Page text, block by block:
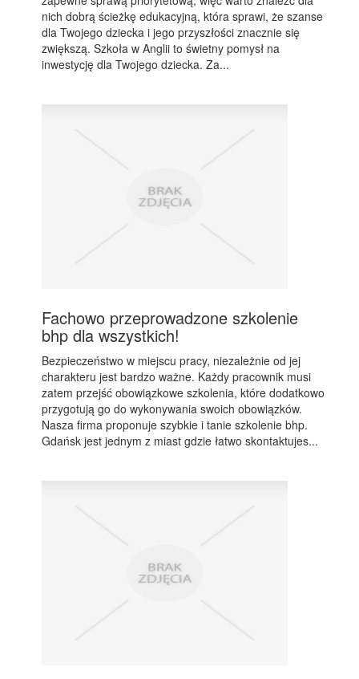
nich dobrą ścieżkę edukacyjną, która sprawi, że szanse
dla Twojego dziecka i jego przyszłości znacznie się
zwiększą. Szkoła w Anglii to świetny pomysł na
inwestycję dla Twojego dziecka. Za...
Fachowo przeprowadzone szkolenie
bhp dla wszystkich!
Bezpieczeństwo w miejscu pracy, niezależnie od jej
charakteru jest bardzo ważne. Każdy pracownik musi
zatem przejść obowiązkowe szkolenia, które dodatkowo
przygotują go do wykonywania swoich obowiązków.
Nasza firma proponuje szybkie i tanie szkolenie bhp.
Gdańsk jest jednym z miast gdzie łatwo skontaktujes...